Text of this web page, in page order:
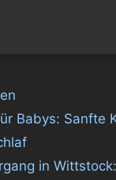
Babys: Sanfte
in